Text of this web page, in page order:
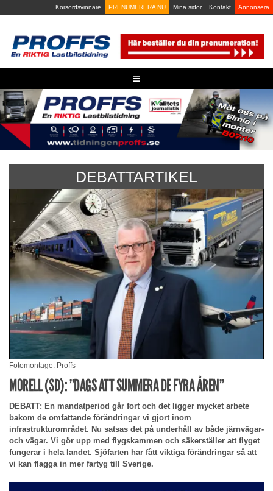
to
Korsordsvinnare PRENUMERERA NU Mina sidor Kontakt Annonsera
≡
DEBATTARTIKEL
Fotomontage: Proffs
MORELL (SD): ”DAGS ATT SUMMERA DE FYRA ÅREN”
DEBATT: En mandatperiod går fort och det ligger mycket arbete
bakom de omfattande förändringar vi gjort inom
infrastrukturområdet. Nu satsas det på underhåll av både järnvägar-
och vägar. Vi gör upp med flygskammen och säkerställer att flyget
fungerar i hela landet. Sjöfarten har fått viktiga förändringar så att
vi kan flagga in mer fartyg till Sverige.